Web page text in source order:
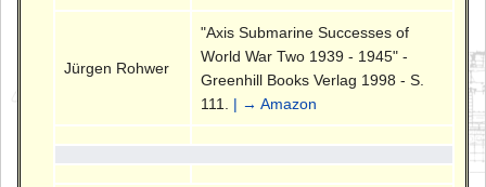
Jürgen Rohwer
"Axis Submarine Successes of
World War Two 1939 - 1945" -
Greenhill Books Verlag 1998 - S.
111. | → Amazon